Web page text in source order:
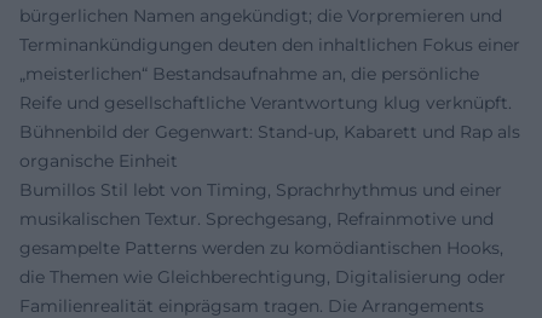
bürgerlichen Namen angekündigt; die Vorpremieren und
Terminankündigungen deuten den inhaltlichen Fokus einer
„meisterlichen“ Bestandsaufnahme an, die persönliche
Reife und gesellschaftliche Verantwortung klug verknüpft.
Bühnenbild der Gegenwart: Stand-up, Kabarett und Rap als
organische Einheit
Bumillos Stil lebt von Timing, Sprachrhythmus und einer
musikalischen Textur. Sprechgesang, Refrainmotive und
gesampelte Patterns werden zu komödiantischen Hooks,
die Themen wie Gleichberechtigung, Digitalisierung oder
Familienrealität einprägsam tragen. Die Arrangements